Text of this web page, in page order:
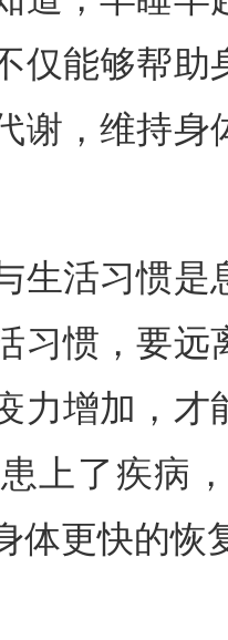
仅能够帮助
谢，维持
活习惯是
习惯，要远
力增加，
上了疾病
体更快的恢